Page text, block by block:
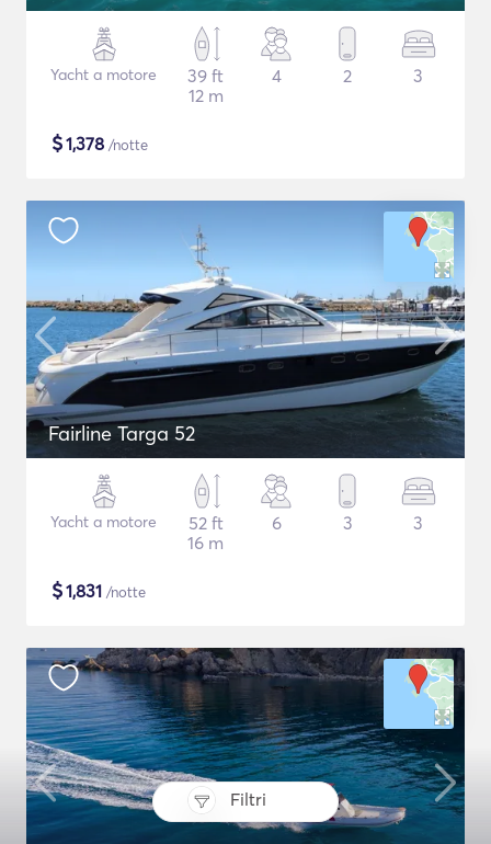
Filtri
Yacht a motore
39 ft
12 m
4 2 3
$1,378 /notte
Fairline Targa 52
Yacht a motore
52 ft
16 m
6 3 3
$1,831 /notte